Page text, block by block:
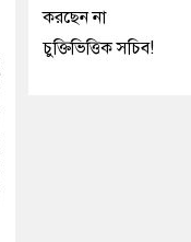
করছেন না
চুক্তিভিত্তিক সচিব!